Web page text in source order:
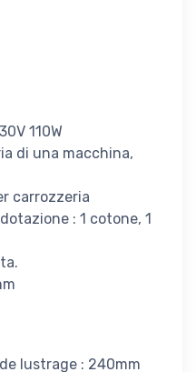
110W
di una macchina,
carrozzeria
: 1 cotone, 1
lustrage : 240mm